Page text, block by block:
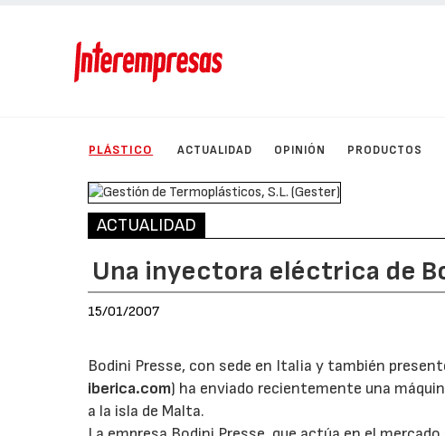
PLÁSTICO ACTUALIDAD OPINIÓN PRODUCTOS
ACTUALIDAD
Una inyectora eléctrica de
15/01/2007
Bodini Presse, con sede en Italia y también
iberica.com) ha enviado recientemente una
a la isla de Malta.